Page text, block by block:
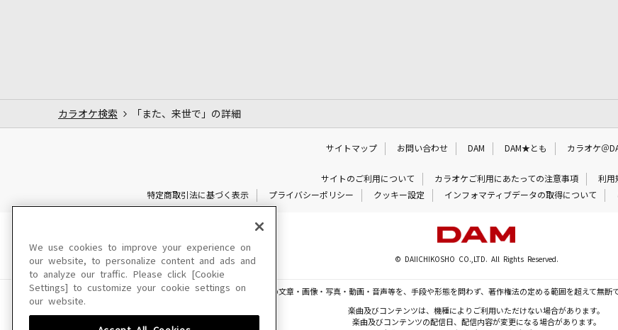
カラオケ検索 「また、来世で」の詳細
サイトマップ お問い合わせ DAM DAM★とも カラオケ＠
サイトのご利用について カラオケご利用にあたっての注意事項
利用
特定商取引法に基づく表示
プライバシーポリシー クッキー設定 インフォマティブデータの取得について
© DAIICHIKOSHO CO.,LTD. All Rights Reserved.
このサイトに掲載されている一切の文章・画像・写真・動画・音声等を、手段や形態を問わず、著作権法の定める範囲を超えて無断
楽曲及びコンテンツは、機種によりご利用いただけない場合があります。
楽曲及びコンテンツの配信日、配信内容が変更になる場合があります。
We use cookies to improve your experience on
our website, to personalize content and ads and
to analyze our traffic. Please click [Cookie
Settings] to customize your cookie settings on
our website.